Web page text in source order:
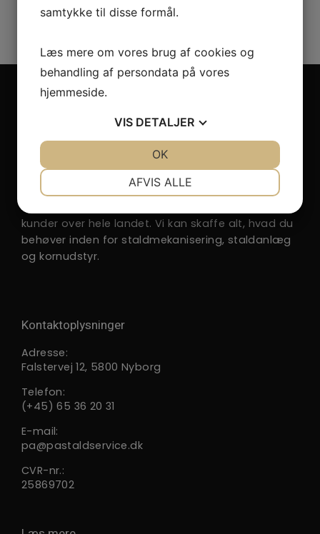
LJM spalteskrabere
P. Andersen ApS
Siden 1998 har vi leveret fuld service til vores
kunder over hele landet. Vi kan skaffe alt, hvad du
behøver inden for staldmekanisering, staldanlæg
og kornudstyr.
Kontaktoplysninger
Adresse:
Falstervej 12, 5800 Nyborg
Telefon:
(+45) 65 36 20 31
E-mail:
pa@pastaldservice.dk
CVR-nr.:
25869702
samtykke til disse formål.
Læs mere om vores brug af cookies og
behandling af persondata på vores
hjemmeside.
VIS DETALJER
MARKETING STATISTIK
AFVIS ALLE
OK